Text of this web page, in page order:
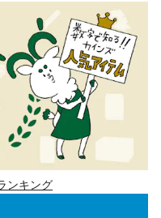
ンキング